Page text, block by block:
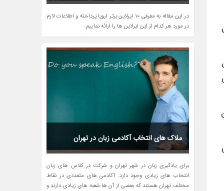
در این مقاله به معرفی 10 ایرلاین برتر اروپا پرداخته و اطلاعات لازم
در مورد هر کدام از این ایرلاین ها را ارائه نماییم.
ملاک های انتخاب آکادمی زبان در تهران
برای یادگیری زبان در شهر تهران و شرکت در کلاس های زبان
انتخاب های زیادی وجود دارد. آکادمی های متعددی در نقاط
مختلف تهران هستند که بعضی از آن ها شعبه های زیادی دارند و